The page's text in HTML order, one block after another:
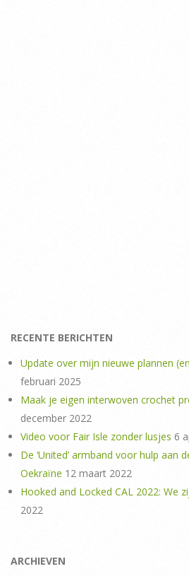
RECENTE BERICHTEN
Update over mijn nieuwe plannen
februari 2025
Maak je eigen interwoven crochet
december 2022
Video voor Fair Isle zonder lusjes 6
De ‘United’ armband voor hulp aan
Oekraïne 12 maart 2022
Hooked and Locked CAL 2022: We
2022
ARCHIEVEN